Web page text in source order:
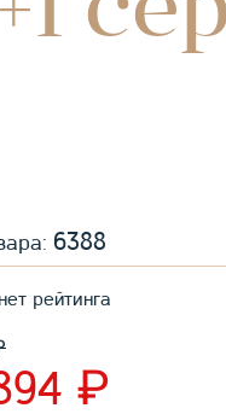
6388
нет рейтинга
₽